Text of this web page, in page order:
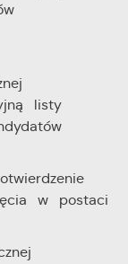
listy
w postaci